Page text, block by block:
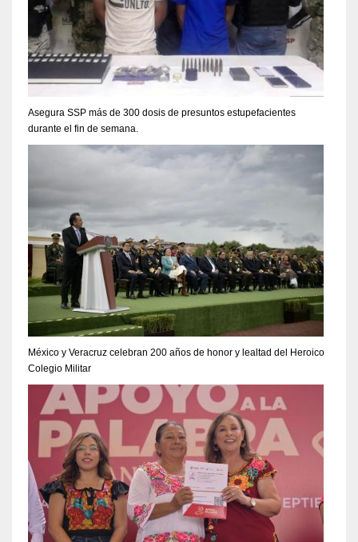
Asegura SSP más de 300 dosis de presuntos estupefacientes
durante el fin de semana.
México y Veracruz celebran 200 años de honor y lealtad del Heroico
Colegio Militar